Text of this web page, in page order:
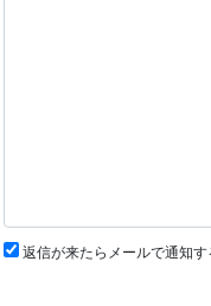
返信が来たらメールで通知す